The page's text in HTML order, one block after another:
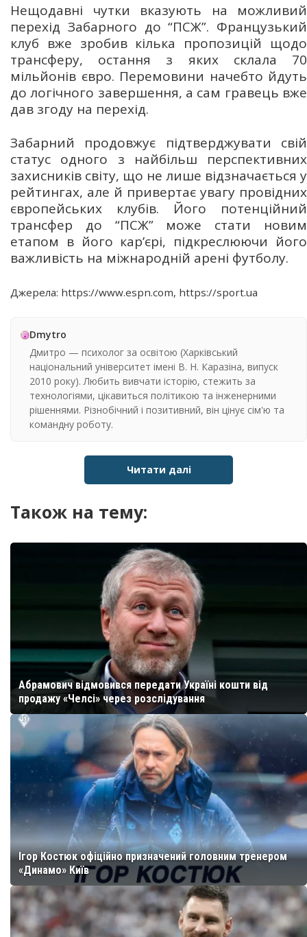
Нещодавні чутки вказують на можливий
перехід Забарного до “ПСЖ”. Французький
клуб вже зробив кілька пропозицій щодо
трансферу, остання з яких склала 70
мільйонів євро. Перемовини начебто йдуть
до логічного завершення, а сам гравець вже
дав згоду на перехід.
Забарний продовжує підтверджувати свій
статус одного з найбільш перспективних
захисників світу, що не лише відзначається у
рейтингах, але й привертає увагу провідних
європейських клубів. Його потенційний
трансфер до “ПСЖ” може стати новим
етапом в його кар’єрі, підкреслюючи його
важливість на міжнародній арені футболу.
Джерела: https://www.espn.com, https://sport.ua
Dmytro
Дмитро — психолог за освітою (Харківський
національний університет імені В. Н. Каразіна, випуск
2010 року). Любить вивчати історію, стежить за
технологіями, цікавиться політикою та інженерними
рішеннями. Різнобічний і позитивний, він цінує сім'ю та
командну роботу.
Читати далі
Також на тему:
Абрамович відмовився передати Україні кошти від
продажу «Челсі» через розслідування
Ігор Костюк офіційно призначений головним тренером
«Динамо» Київ